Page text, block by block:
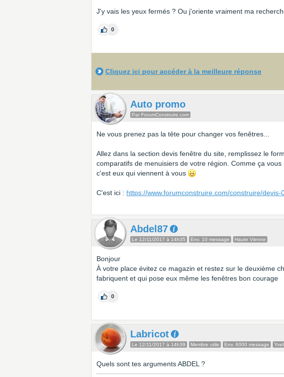
J'y vais les yeux fermés ? Ou j'oriente vraiment ma
0
Cliquez ici pour accéder à la meilleure réponse
Auto promo
Par ForumConstruire.com
Ne vous prenez pas la tête pour changer vos fenêtres...
Allez dans la section devis fenêtre du site, remplissez le
comparatifs de menuisiers de votre région. Comme ça
c'est eux qui viennent à vous
C'est ici : https://www.forumconstruire.com/construire/
Abdel87
Le 12/11/2017 à 14h35 Env. 10 message Haute Vienne
Bonjour
À votre place évitez ce magazin et restez sur le deuxième
fabriquent et qui pose eux même les fenêtres bon courage
0
Labricot
Le 12/11/2017 à 14h39 Membre utile Env. 6000 message
Quels sont tes arguments ABDEL ?